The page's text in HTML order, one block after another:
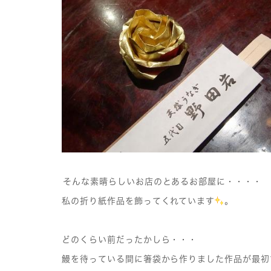
そんな素晴らしいお店のとあるお部屋に・・・・
私の折り紙作品を飾ってくれています 。
どのくらい前だったかしら・・・
鰻を待っている間に箸袋から作りました作品が最